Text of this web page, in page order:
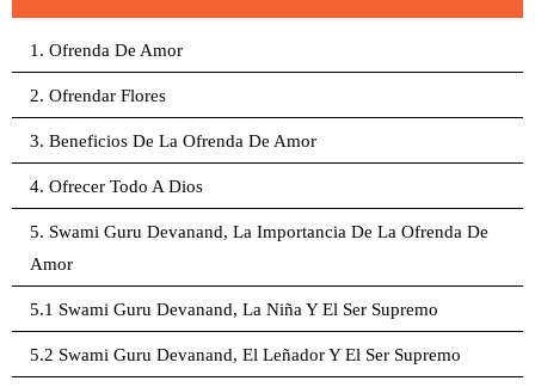
1. Ofrenda De Amor
2. Ofrendar Flores
3. Beneficios De La Ofrenda De Amor
4. Ofrecer Todo A Dios
5. Swami Guru Devanand, La Importancia De La Ofrenda De
Amor
5.1 Swami Guru Devanand, La Niña Y El Ser Supremo
5.2 Swami Guru Devanand, El Leñador Y El Ser Supremo